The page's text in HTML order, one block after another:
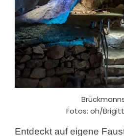
Fotos: oh/
Entdeckt auf eigene